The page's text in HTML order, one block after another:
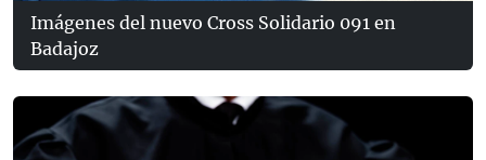
Imágenes del nuevo Cross Solidario 091 en
Badajoz